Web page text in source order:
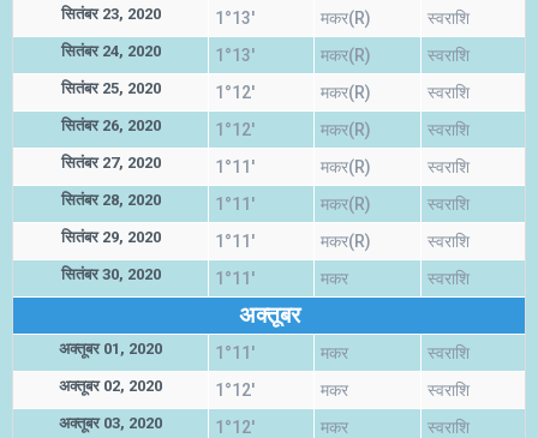
सितंबर 23, 2020 1°13' मकर(R) स्वराशि
सितंबर 24, 2020 1°13' मकर(R) स्वराशि
सितंबर 25, 2020 1°12' मकर(R) स्वराशि
सितंबर 26, 2020 1°12' मकर(R) स्वराशि
सितंबर 27, 2020 1°11' मकर(R) स्वराशि
सितंबर 28, 2020 1°11' मकर(R) स्वराशि
सितंबर 29, 2020 1°11' मकर(R) स्वराशि
सितंबर 30, 2020 1°11' मकर स्वराशि
अक्तूबर
अक्तूबर 01, 2020 1°11' मकर स्वराशि
अक्तूबर 02, 2020 1°12' मकर स्वराशि
अक्तूबर 03, 2020 1°12' मकर स्वराशि